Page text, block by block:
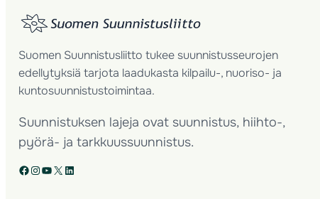
Suomen Suunnistusliitto tukee suunnistusseurojen
edellytyksiä tarjota laadukasta kilpailu-, nuoriso- ja
kuntosuunnistustoimintaa.
Suunnistuksen lajeja ovat suunnistus, hiihto-,
pyörä- ja tarkkuussuunnistus.
Facebook Instagram YouTube X LinkedIn